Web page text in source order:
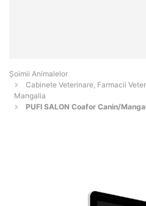
Şoimii Animalelor
Cabinete Veterinare, Farmacii
Mangalia
PUFI SALON Coafor Canin/